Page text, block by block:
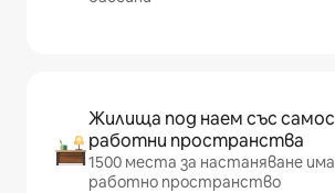
Жилища под наем със
работни пространства
1500 места за настаняване
работно пространство